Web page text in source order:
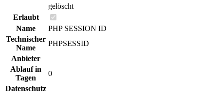
gelöscht
Erlaubt
Name
PHP SESSION ID
Technischer
Name
PHPSESSID
Anbieter
Ablauf in
Tagen
0
Datenschutz